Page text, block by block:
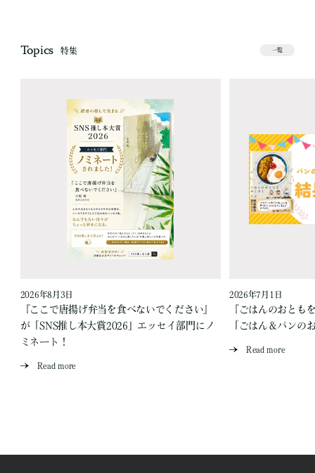
Topics 特集 一覧
2026年8月3日
『ここで唐揚げ弁当を食べないでください』
が「SNS推し本大賞2026」エッセイ部門にノ
ミネート！
Read more
2026年7月1日
『ごはんのおとも
「ごはん＆パンの
Read more